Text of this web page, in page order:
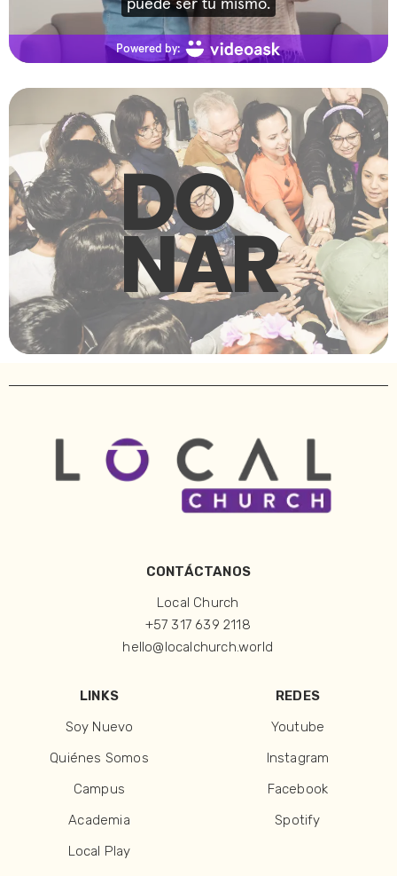
DO
NAR
CONTÁCTANOS
Local Church
+57 317 639 2118
hello@localchurch.world
LINKS
Soy Nuevo
Quiénes Somos
Campus
Academia
Local Play
REDES
Youtube
Instagram
Facebook
Spotify